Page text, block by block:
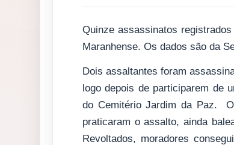
Quinze assassinatos
Maranhense. Os dados são da
Dois assaltantes foram
logo depois de participarem de
do Cemitério Jardim da Paz.
praticaram o assalto, ainda
Revoltados, moradores